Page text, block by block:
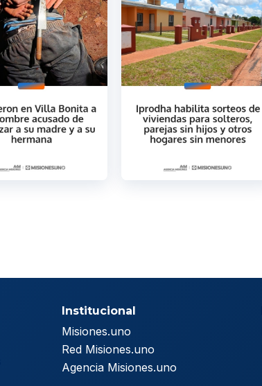
Institucional
Misiones.uno
Red Misiones.uno
Agencia Misiones.uno